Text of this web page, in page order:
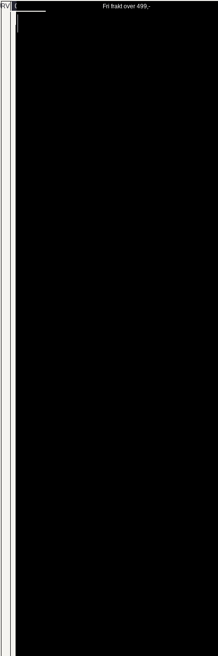
MENY
0
BESTILL
Fri frakt over 499,-